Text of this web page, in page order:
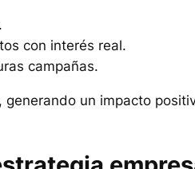
con interés real.
campañas.
un impacto